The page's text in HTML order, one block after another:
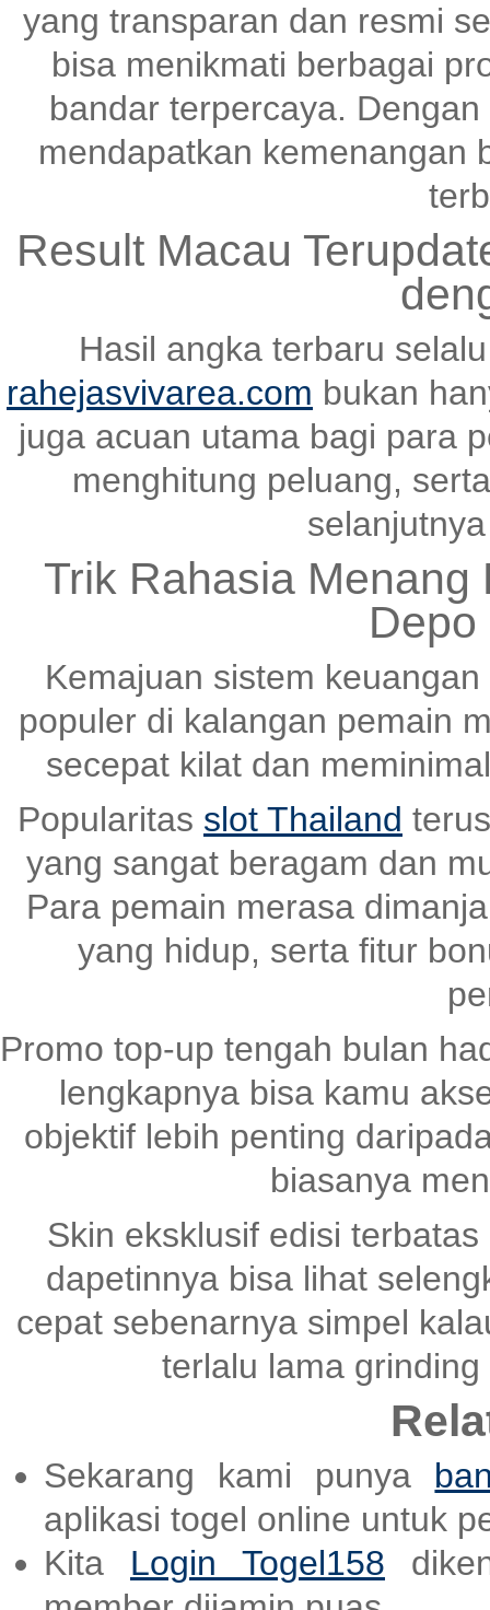
yang transparan dan resmi
bisa menikmati berbagai
bandar terpercaya.
mendapatkan kemenangan
Result Macau
Hasil angka terbaru
rahejasvivarea.com bukan
juga acuan utama bagi para
menghitung peluang,
Trik Rahasia Menang
Kemajuan sistem
populer di kalangan pemain
secepat kilat dan
Popularitas slot Thailand
yang sangat beragam dan
Para pemain merasa
yang hidup, serta fitur
Promo top-up tengah bulan
lengkapnya bisa kamu
objektif lebih penting
biasanya
Skin eksklusif edisi
dapetinnya bisa lihat
cepat sebenarnya simpel
terlalu lama
Sekarang kami punya
aplikasi togel online untuk
Kita Login Togel158